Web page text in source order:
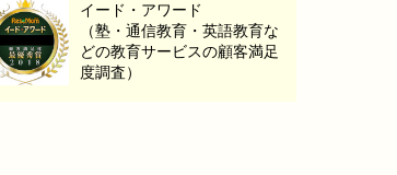
イード・アワード
（塾・通信教育・英語教育な
どの教育サービスの顧客満足
度調査）